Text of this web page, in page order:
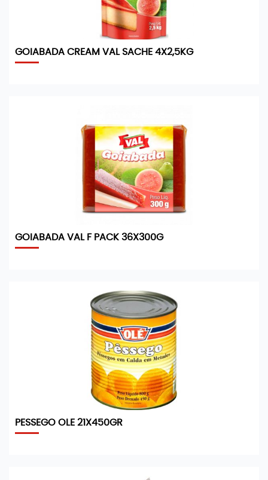
GOIABADA CREAM VAL SACHE 4X2,5KG
GOIABADA VAL F PACK 36X300G
PESSEGO OLE 21X450GR